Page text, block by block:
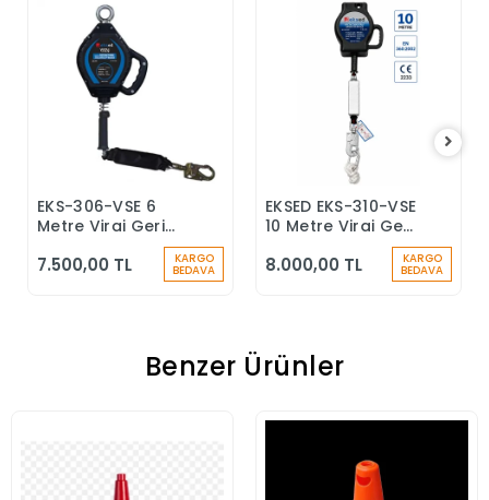
Sepete Ekle
EKS-306-VSE 6
Metre Viraj Geri
Durdurucu Keskin
7.500,00 TL KARGO
BEDAVA
Sepete Ekle
EKSED EKS-310-VSE
10 Metre Viraj Geri
Durdurucu
8.000,00 TL KARGO
BEDAVA
Benzer Ürünler